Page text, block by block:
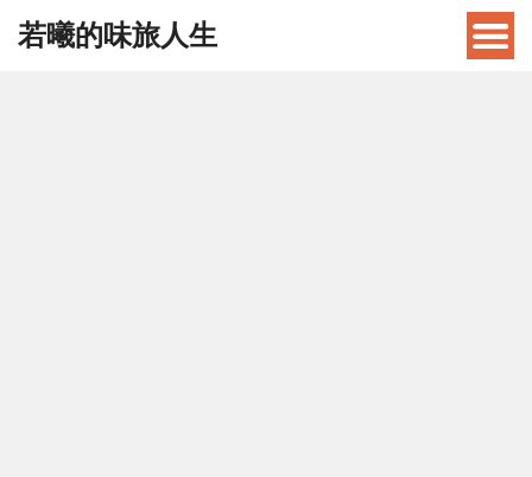
若曦的味旅人生